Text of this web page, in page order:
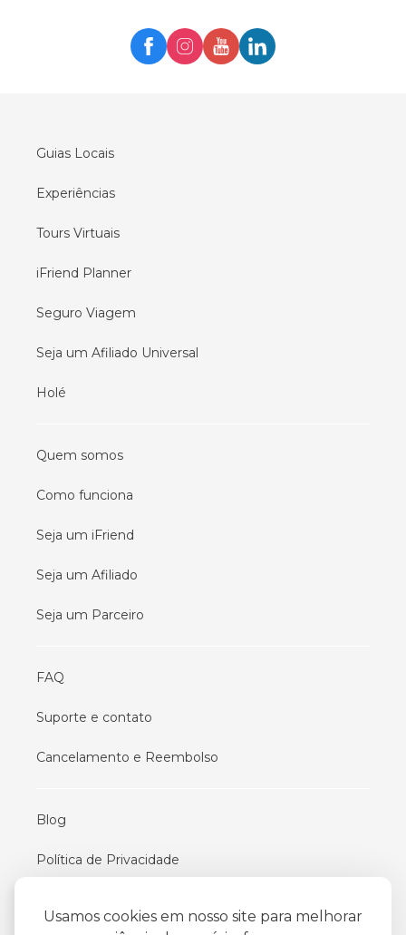
Usamos cookies em nosso site para melhorar
Guias Locais
Experiências
Tours Virtuais
iFriend Planner
Seguro Viagem
Seja um Afiliado Universal
Holé
Quem somos
Como funciona
Seja um iFriend
Seja um Afiliado
Seja um Parceiro
FAQ
Suporte e contato
Cancelamento e Reembolso
Blog
Política de Privacidade